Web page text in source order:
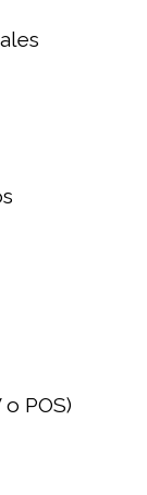
POS)